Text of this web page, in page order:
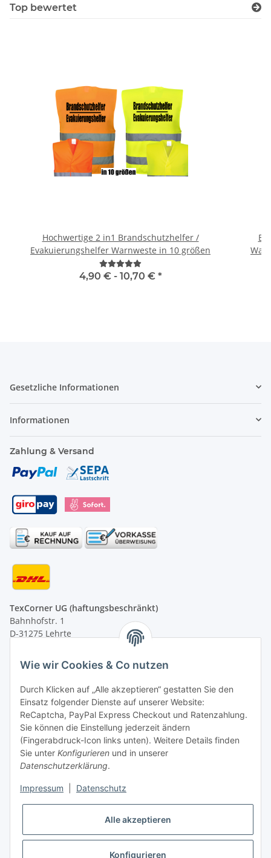
Top bewertet
Hochwertige 2 in1 Brandschutzhelfer /
Evakuierungshelfer Warnweste in 10 größen
4,90 € - 10,70 € *
Gesetzliche Informationen
Informationen
Zahlung & Versand
TexCorner UG (haftungsbeschränkt)
Bahnhofstr. 1
D-31275 Lehrte
von 09:00 - 13:00 Uhr
Tel: +49 (0) 5132 8230689
Fax: +49 (0) 5132 8230693
E-Mail:mail@texcorner.de
Vertrag widerrufen
Wie wir Cookies & Co nutzen
Durch Klicken auf „Alle akzeptieren“ gestatten Sie den
Einsatz folgender Dienste auf unserer Website:
ReCaptcha, PayPal Express Checkout und Ratenzahlung.
Sie können die Einstellung jederzeit ändern
(Fingerabdruck-Icon links unten). Weitere Details finden
Sie unter Konfigurieren und in unserer
Datenschutzerklärung.
Impressum Datenschutz
Alle akzeptieren
Konfigurieren